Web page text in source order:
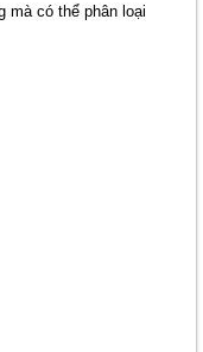
mà có thể phân loại